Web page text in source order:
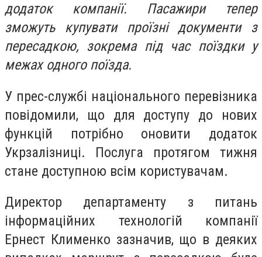
додаток компанії. Пасажири тепер
зможуть купувати проїзні документи з
пересадкою, зокрема під час поїздки у
межах одного поїзда.
У прес-службі національного перевізника
повідомили, що для доступу до нових
функцій потрібно оновити додаток
Укрзалізниці. Послуга протягом тижня
стане доступною всім користувачам.
Директор департаменту з питань
інформаційних технологій компанії
Ернест Клименко зазначив, що в деяких